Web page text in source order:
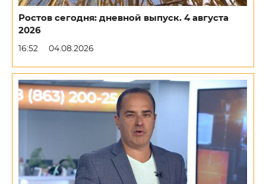
Ростов сегодня: дневной выпуск. 4 августа
2026
16:52 04.08.2026